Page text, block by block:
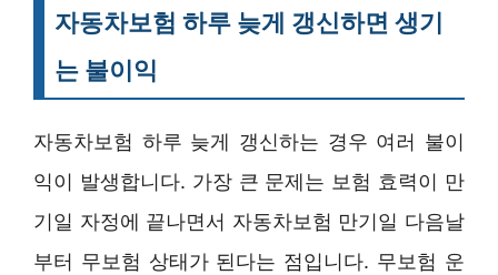
자동차보험 하루 늦게 갱신하면 생기
는 불이익
자동차보험 하루 늦게 갱신하는 경우 여러 불이
익이 발생합니다. 가장 큰 문제는 보험 효력이 만
기일 자정에 끝나면서 자동차보험 만기일 다음날
부터 무보험 상태가 된다는 점입니다. 무보험 운